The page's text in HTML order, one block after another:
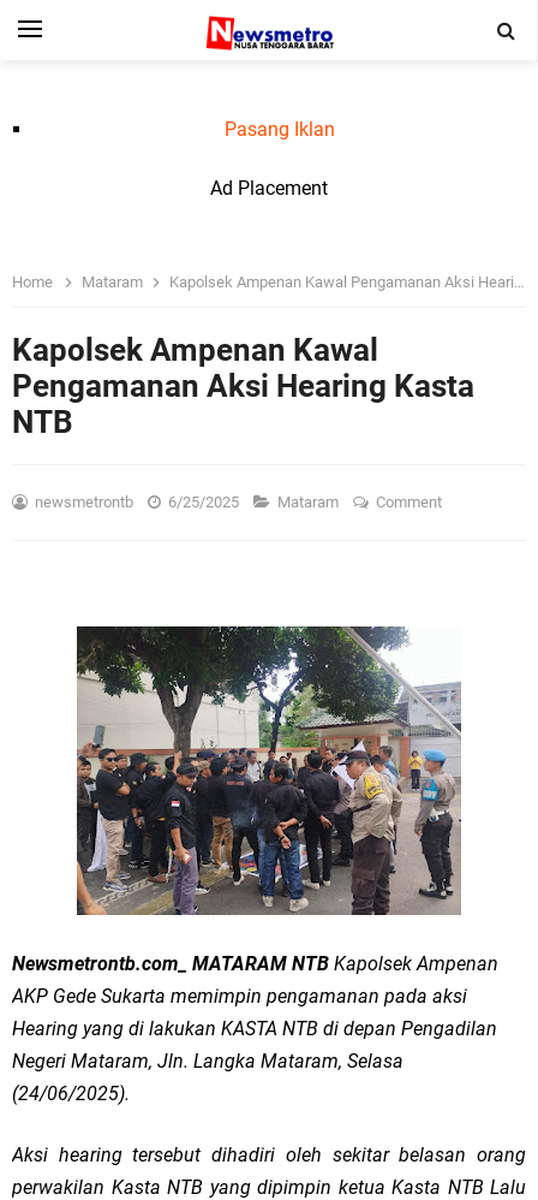
Pasang Iklan
Ad Placement
Home Mataram Kapolsek Ampenan Kawal Pengamanan Aksi Hearing Kasta NTB
Kapolsek Ampenan Kawal
Pengamanan Aksi Hearing Kasta
NTB
newsmetrontb 6/25/2025 Mataram Comment
Newsmetrontb.com_ MATARAM NTB Kapolsek Ampenan
AKP Gede Sukarta memimpin pengamanan pada aksi
Hearing yang di lakukan KASTA NTB di depan Pengadilan
Negeri Mataram, Jln. Langka Mataram, Selasa
(24/06/2025).
Aksi hearing tersebut dihadiri oleh sekitar belasan orang
perwakilan Kasta NTB yang dipimpin ketua Kasta NTB Lalu